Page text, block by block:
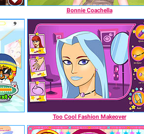
Bonnie Coachella
Too Cool Fashion Makeover